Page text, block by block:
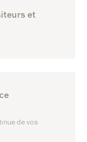
et
de vos